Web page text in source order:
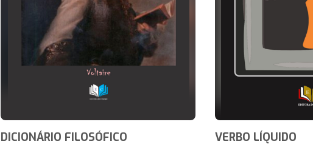
DICIONÁRIO FILOSÓFICO VERBO LÍQUIDO